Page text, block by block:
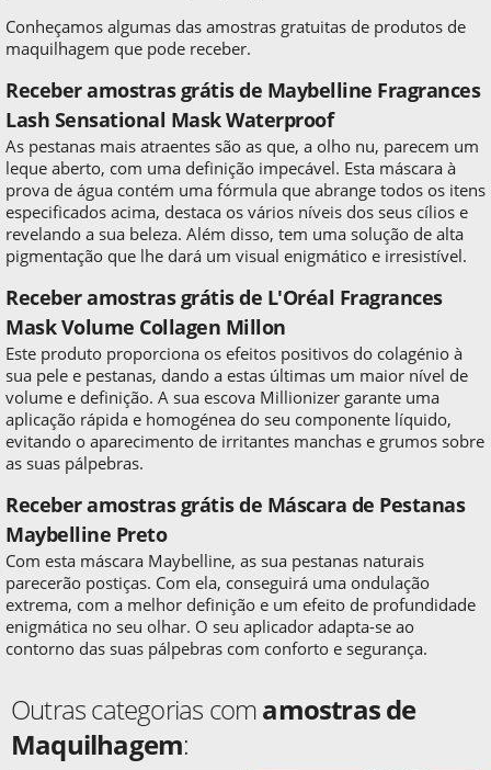
Conheçamos algumas das amostras gratuitas de produtos de
maquilhagem que pode receber.
Receber amostras grátis de Maybelline Fragrances
Lash Sensational Mask Waterproof
As pestanas mais atraentes são as que, a olho nu, parecem um
leque aberto, com uma definição impecável. Esta máscara à
prova de água contém uma fórmula que abrange todos os itens
especificados acima, destaca os vários níveis dos seus cílios e
revelando a sua beleza. Além disso, tem uma solução de alta
pigmentação que lhe dará um visual enigmático e irresistível.
Receber amostras grátis de L'Oréal Fragrances
Mask Volume Collagen Millon
Este produto proporciona os efeitos positivos do colagénio à
sua pele e pestanas, dando a estas últimas um maior nível de
volume e definição. A sua escova Millionizer garante uma
aplicação rápida e homogénea do seu componente líquido,
evitando o aparecimento de irritantes manchas e grumos sobre
as suas pálpebras.
Receber amostras grátis de Máscara de Pestanas
Maybelline Preto
Com esta máscara Maybelline, as sua pestanas naturais
parecerão postiças. Com ela, conseguirá uma ondulação
extrema, com a melhor definição e um efeito de profundidade
enigmática no seu olhar. O seu aplicador adapta-se ao
contorno das suas pálpebras com conforto e segurança.
Outras categorias comamostras de
Maquilhagem: